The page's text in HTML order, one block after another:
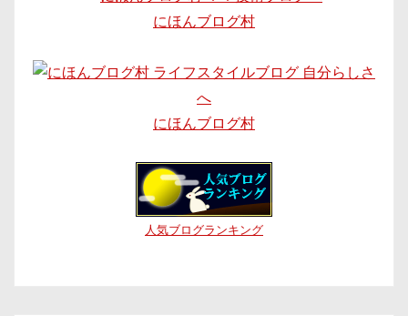
にほんブログ村
にほんブログ村
人気ブログランキング